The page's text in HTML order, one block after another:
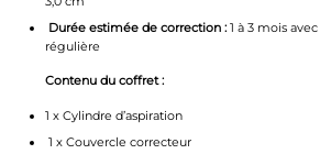
Durée estimée de correction :1 à 3 mois
régulière
Contenu du coffret :
1 x Cylindre d’aspiration
1 x Couvercle correcteur